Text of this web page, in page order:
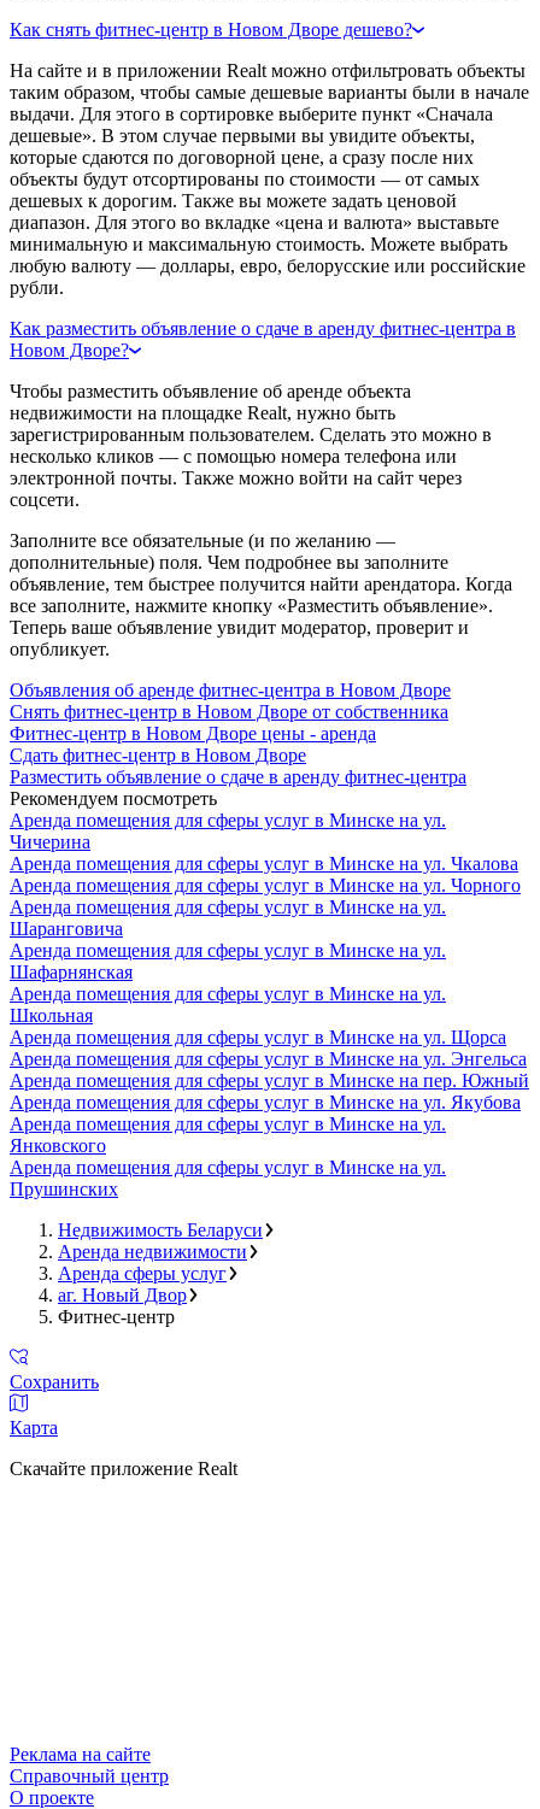
Как снять фитнес-центр в Новом Дворе дешево?
На сайте и в приложении Realt можно отфильтровать объекты
таким образом, чтобы самые дешевые варианты были в начале
выдачи. Для этого в сортировке выберите пункт «Сначала
дешевые». В этом случае первыми вы увидите объекты,
которые сдаются по договорной цене, а сразу после них
объекты будут отсортированы по стоимости — от самых
дешевых к дорогим. Также вы можете задать ценовой
диапазон. Для этого во вкладке «цена и валюта» выставьте
минимальную и максимальную стоимость. Можете выбрать
любую валюту — доллары, евро, белорусские или российские
рубли.
Как разместить объявление о сдаче в аренду фитнес-центра в
Новом Дворе?
Чтобы разместить объявление об аренде объекта
недвижимости на площадке Realt, нужно быть
зарегистрированным пользователем. Сделать это можно в
несколько кликов — с помощью номера телефона или
электронной почты. Также можно войти на сайт через
соцсети.
Заполните все обязательные (и по желанию —
дополнительные) поля. Чем подробнее вы заполните
объявление, тем быстрее получится найти арендатора. Когда
все заполните, нажмите кнопку «Разместить объявление».
Теперь ваше объявление увидит модератор, проверит и
опубликует.
Объявления об аренде фитнес-центра в Новом Дворе
Снять фитнес-центр в Новом Дворе от собственника
Фитнес-центр в Новом Дворе цены - аренда
Сдать фитнес-центр в Новом Дворе
Разместить объявление о сдаче в аренду фитнес-центра
Рекомендуем посмотреть
Аренда помещения для сферы услуг в Минске на ул.
Чичерина
Аренда помещения для сферы услуг в Минске на ул. Чкалова
Аренда помещения для сферы услуг в Минске на ул. Чорного
Аренда помещения для сферы услуг в Минске на ул.
Шаранговича
Аренда помещения для сферы услуг в Минске на ул.
Шафарнянская
Аренда помещения для сферы услуг в Минске на ул.
Школьная
Аренда помещения для сферы услуг в Минске на ул. Щорса
Аренда помещения для сферы услуг в Минске на ул. Энгельса
Аренда помещения для сферы услуг в Минске на пер. Южный
Аренда помещения для сферы услуг в Минске на ул. Якубова
Аренда помещения для сферы услуг в Минске на ул.
Янковского
Аренда помещения для сферы услуг в Минске на ул.
Прушинских
Недвижимость Беларуси
Аренда недвижимости
Аренда сферы услуг
аг. Новый Двор
Фитнес-центр
Сохранить
Карта
Скачайте приложение Realt
Реклама на сайте
Справочный центр
О проекте